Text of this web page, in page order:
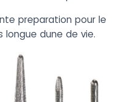
preparation pour le
longue dune de vie.